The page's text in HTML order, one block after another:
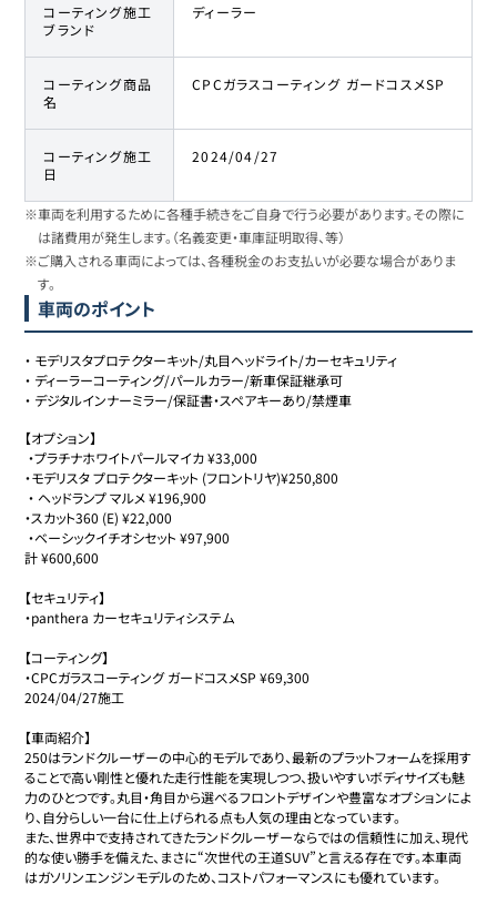
コーティング施工
ブランド
ディーラー
コーティング商品
名
CPCガラスコーティング ガードコスメSP
コーティング施工
日
2024/04/27
※車両を利用するために各種手続きをご自身で行う必要があります。その際に
は諸費用が発生します。（名義変更・車庫証明取得、等）
※ご購入される車両によっては、各種税金のお支払いが必要な場合がありま
す。
車両のポイント
・ モデリスタプロテクターキット/丸目ヘッドライト/カーセキュリティ
・ ディーラーコーティング/パールカラー/新車保証継承可
・ デジタルインナーミラー/保証書・スペアキーあり/禁煙車
【オプション】
・モデリスタ プロテクターキット (フロントリヤ)¥250,800
・スカット360 (E) ¥22,000
計 ¥600,600
【セキュリティ】
・panthera カーセキュリティシステム
【コーティング】
・CPCガラスコーティング ガードコスメSP ¥69,300
2024/04/27施工
【車両紹介】
250はランドクルーザーの中心的モデルであり、最新のプラットフォームを採用す
ることで高い剛性と優れた走行性能を実現しつつ、扱いやすいボディサイズも魅
力のひとつです。丸目・角目から選べるフロントデザインや豊富なオプションによ
り、自分らしい一台に仕上げられる点も人気の理由となっています。
また、世界中で支持されてきたランドクルーザーならではの信頼性に加え、現代
的な使い勝手を備えた、まさに“次世代の王道SUV”と言える存在です。本車両
はガソリンエンジンモデルのため、コストパフォーマンスにも優れています。